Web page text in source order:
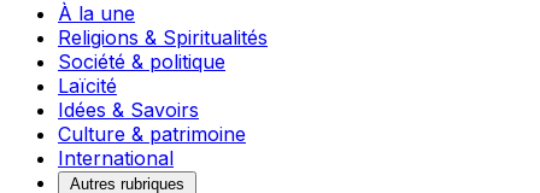
À la une
Religions & Spiritualités
Société & politique
Laïcité
Idées & Savoirs
Culture & patrimoine
International
Autres rubriques